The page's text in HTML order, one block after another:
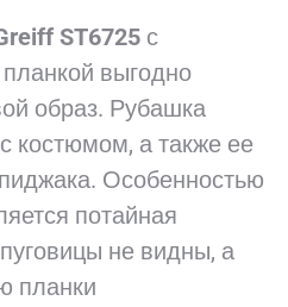
ST6725 с
выгодно
образ. Рубашка
костюмом, а также ее
Особенностью
потайная
не видны, а
планки